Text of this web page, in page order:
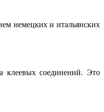
немецких и итальянских
клеевых соединений. Это